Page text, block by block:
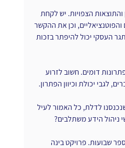
הצפויות. יש לקחת
וכן את ההקשר
העסקי יכול להיפתר בזכות
דומים. חשוב לזרוע
לגבי יכולת וכיוון הפתרון.
לדלת, כל האמור לעיל
ניהול הידע משתלבים?
שבועות. פרויקט בינה